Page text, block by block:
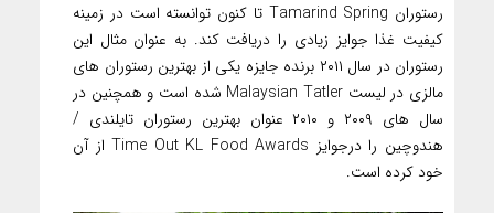
رستوران Tamarind Spring تا کنون توانسته است در زمینه
کیفیت غذا جوایز زیادی را دریافت کند. به عنوان مثال این
رستوران در سال ۲۰۱۱ برنده جایزه یکی از بهترین رستوران های
مالزی در لیست Malaysian Tatler شده است و همچنین در
سال های ۲۰۰۹ و ۲۰۱۰ عنوان بهترین رستوران تایلندی /
هندوچین را درجوایز Time Out KL Food Awards از آن
خود کرده است.